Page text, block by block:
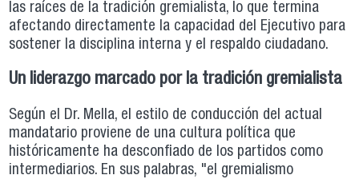
las raíces de la tradición gremialista, lo que termina
afectando directamente la capacidad del Ejecutivo para
sostener la disciplina interna y el respaldo ciudadano.
Un liderazgo marcado por la tradición gremialista
Según el Dr. Mella, el estilo de conducción del actual
mandatario proviene de una cultura política que
históricamente ha desconfiado de los partidos como
intermediarios. En sus palabras, "el gremialismo